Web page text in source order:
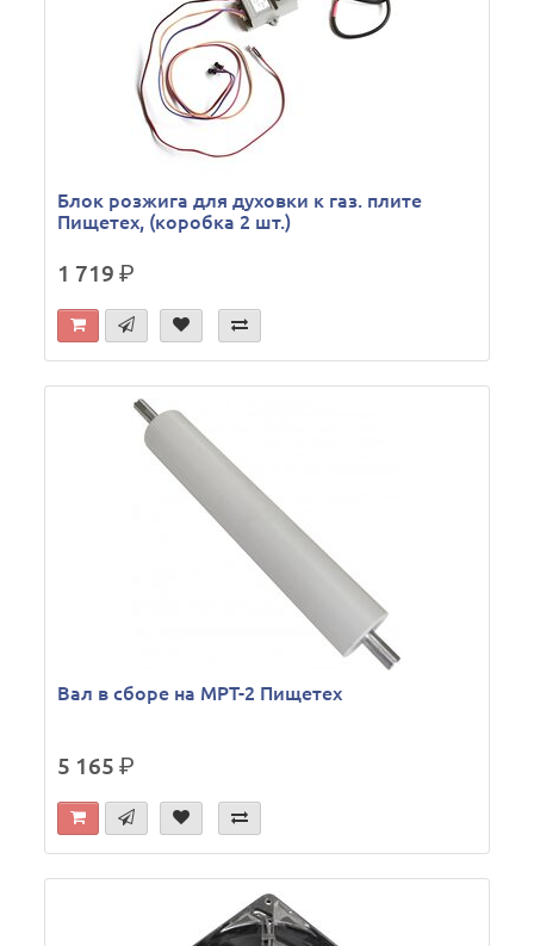
Блок розжига для духовки к газ. плите
Пищетех, (коробка 2 шт.)
1 719р.
Вал в сборе на МРТ-2 Пищетех
5 165р.